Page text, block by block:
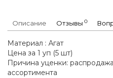
Описание Отзывы 0
Материал : Агат
Цена за 1 уп (5 шт)
Причина уценки:
ассортимента